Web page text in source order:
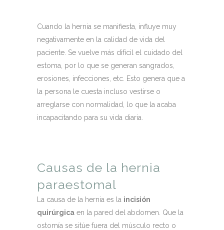
Cuando la hernia se manifiesta, influye muy
negativamente en la calidad de vida del
paciente. Se vuelve más difícil el cuidado del
estoma, por lo que se generan sangrados,
erosiones, infecciones, etc. Esto genera que a
la persona le cuesta incluso vestirse o
arreglarse con normalidad, lo que la acaba
incapacitando para su vida diaria.
Causas de la hernia
paraestomal
La causa de la hernia es la incisión
quirúrgica en la pared del abdomen. Que la
ostomía se sitúe fuera del músculo recto o